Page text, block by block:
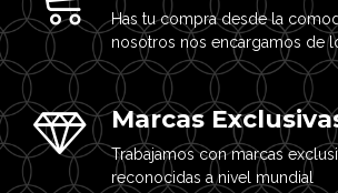
Has tu compra desde la
nosotros nos encargamos de
Marcas
Trabajamos con marcas
reconocidas a nivel mundial